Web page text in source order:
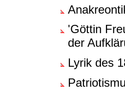
'Göttin
der
Lyrik des